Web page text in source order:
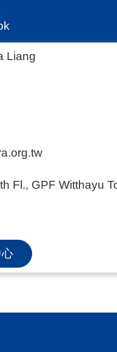
Liang
Fl., GPF Witthayu